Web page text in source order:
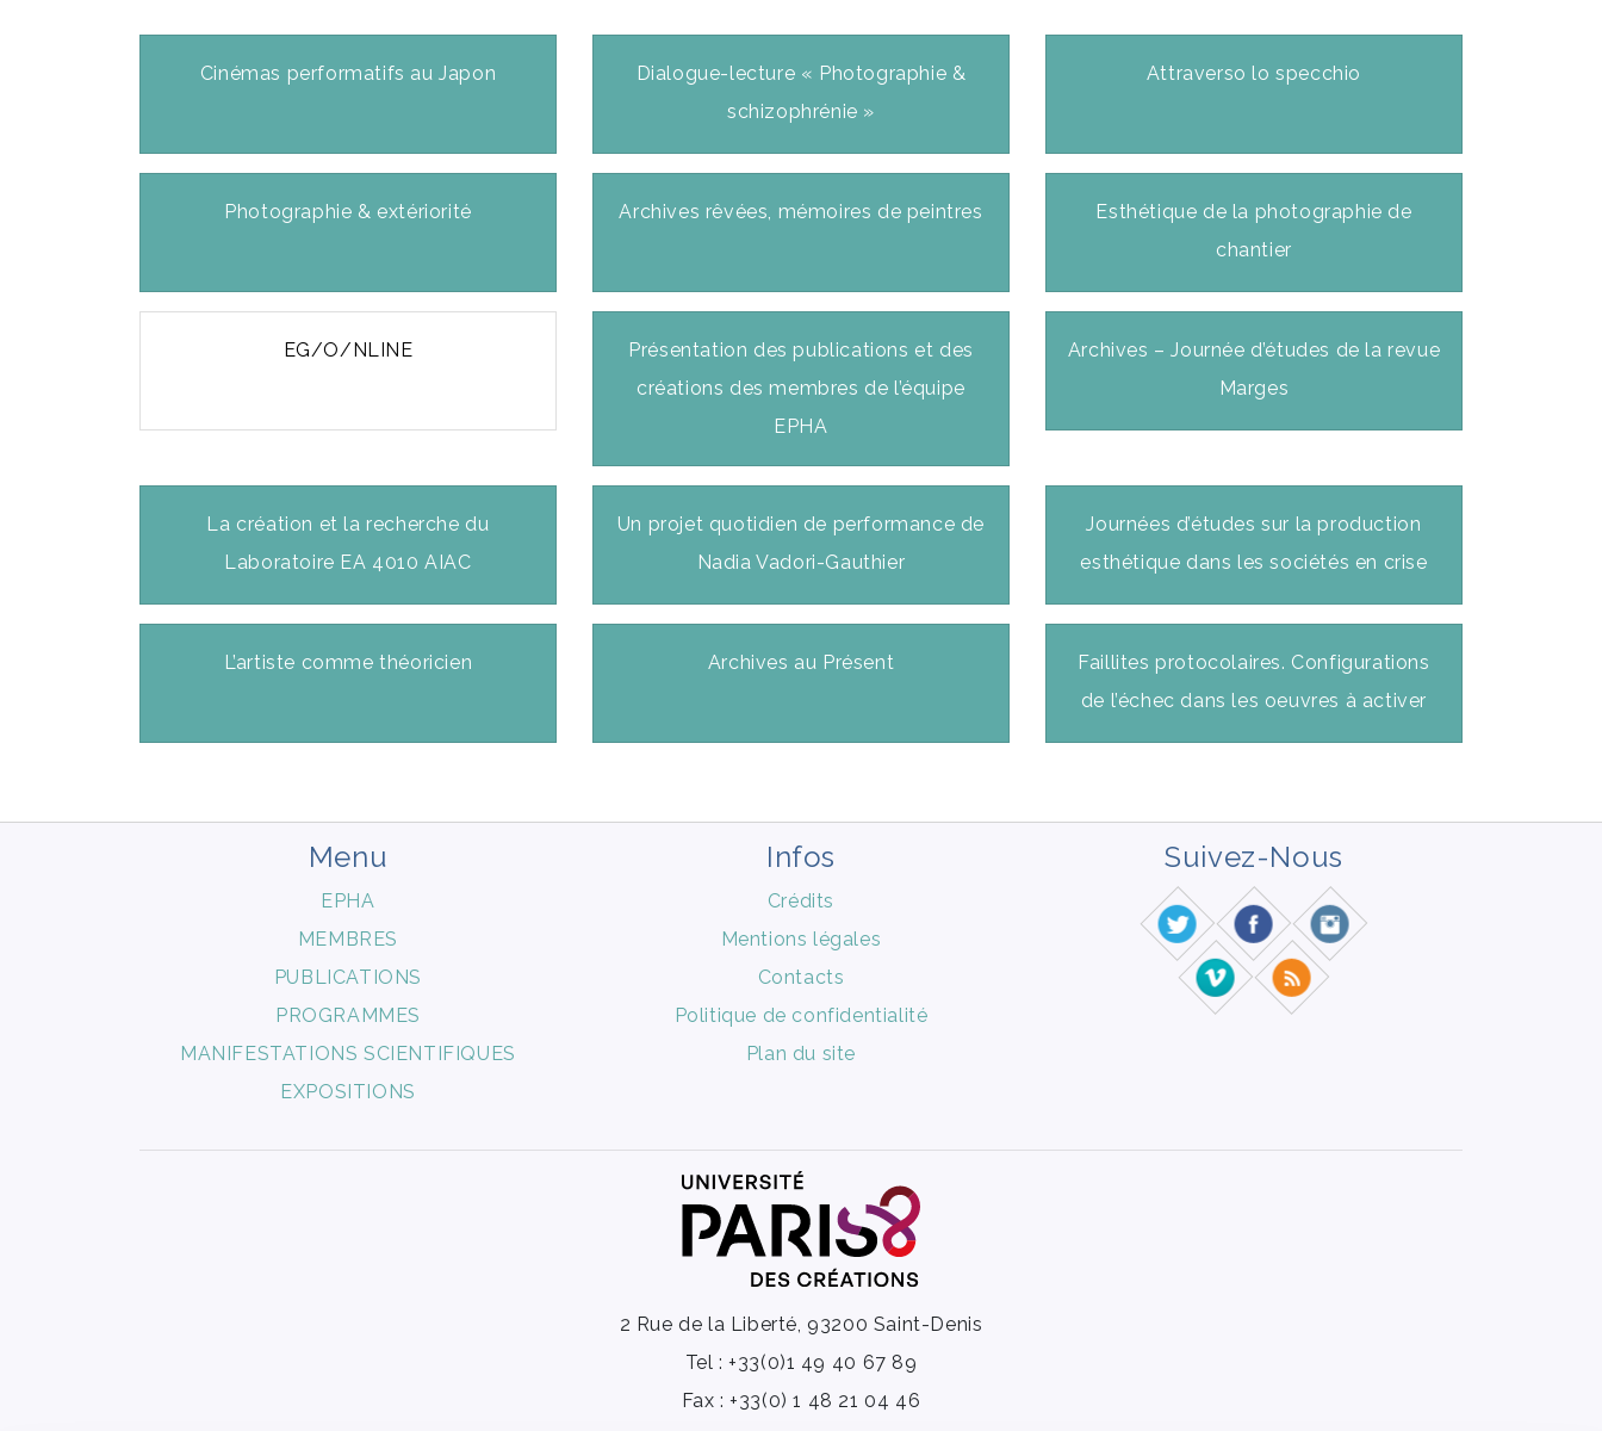
Cinémas performatifs au Japon
Dialogue-lecture « Photographie &
schizophrénie »
Attraverso lo specchio
Photographie & extériorité Archives rêvées, mémoires de peintres
Esthétique de la photographie de
chantier
EG/O/NLINE
Présentation des publications et des
créations des membres de l’équipe
EPHA
Archives – Journée d’études de la revue
Marges
La création et la recherche du
Laboratoire EA 4010 AIAC
Un projet quotidien de performance de
Nadia Vadori-Gauthier
Journées d’études sur la production
esthétique dans les sociétés en crise
L’artiste comme théoricien Archives au Présent
Faillites protocolaires. Configurations
de l’échec dans les oeuvres à activer
Menu
EPHA
MEMBRES
PUBLICATIONS
PROGRAMMES
MANIFESTATIONS SCIENTIFIQUES
EXPOSITIONS
Infos
Crédits
Mentions légales
Contacts
Politique de confidentialité
Plan du site
Suivez-Nous
2 Rue de la Liberté, 93200 Saint-Denis
Tel : +33(0)1 49 40 67 89
Fax : +33(0) 1 48 21 04 46